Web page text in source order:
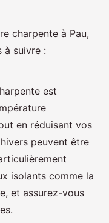
charpente à Pau,
à suivre :
est
en réduisant vos
peuvent être
isolants comme la
et assurez-vous